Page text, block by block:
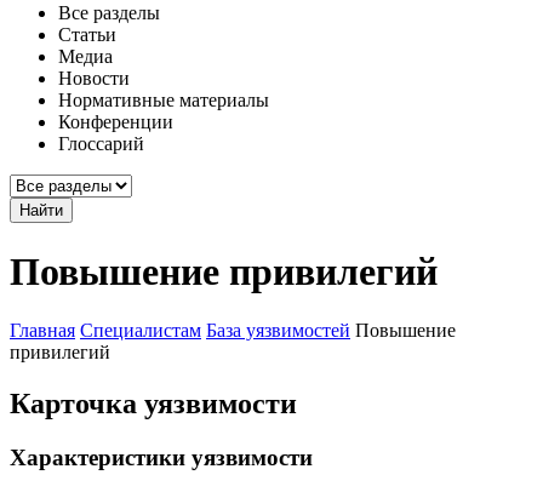
Все разделы
Статьи
Медиа
Новости
Нормативные материалы
Конференции
Глоссарий
Найти
Повышение привилегий
Главная Специалистам База уязвимостей Повышение
привилегий
Карточка уязвимости
Характеристики уязвимости